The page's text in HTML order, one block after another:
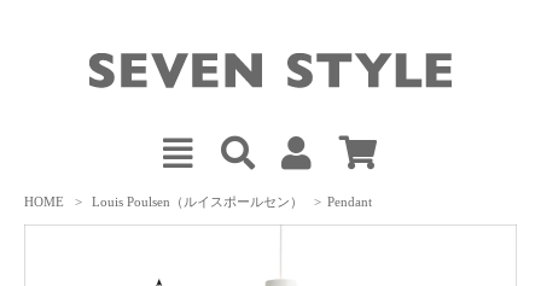
HOME > Louis Poulsen（ルイスポールセン） > Pendant